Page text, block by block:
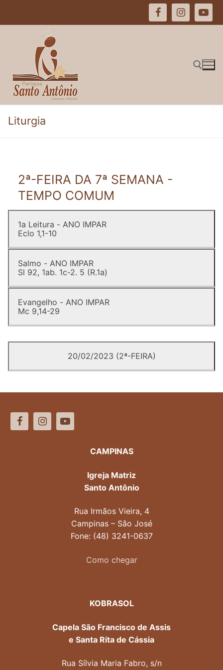
Pesquisar por:
Liturgia
2ª-FEIRA DA 7ª SEMANA -
TEMPO COMUM
1a Leitura - ANO IMPAR
Eclo 1,1-10
Salmo - ANO IMPAR
Sl 92, 1ab. 1c-2. 5 (R.1a)
Evangelho - ANO IMPAR
Mc 9,14-29
20/02/2023 (2ª-FEIRA)
CAMPINAS
Igreja Matriz
Santo Antônio
Rua Irmãos Vieira, 4
Campinas – São José
Fone: (48) 3241-0637
Como chegar
KOBRASOL
Capela São Francisco de Assis
e Santa Rita de Cássia
Rua Sílvia Maria Fabro, s/n